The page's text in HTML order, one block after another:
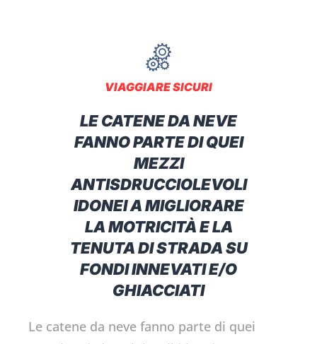
VIAGGIARE SICURI
LE CATENE DA NEVE
FANNO PARTE DI QUEI
MEZZI
ANTISDRUCCIOLEVOLI
IDONEI A MIGLIORARE
LA MOTRICITÀ E LA
TENUTA DI STRADA SU
FONDI INNEVATI E/O
GHIACCIATI
Le catene da neve fanno parte di quei